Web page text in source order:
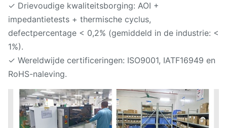
✓ Drievoudige kwaliteitsborging: AOI +
impedantietests + thermische cyclus,
defectpercentage < 0,2% (gemiddeld in de industrie: <
1%).
✓ Wereldwijde certificeringen: ISO9001, IATF16949 en
RoHS-naleving.